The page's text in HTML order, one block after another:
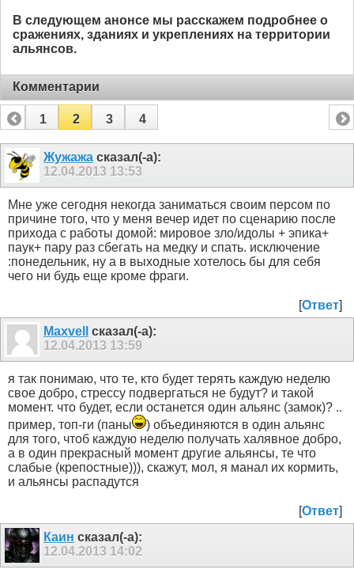
В следующем анонсе мы расскажем подробнее о
сражениях, зданиях и укреплениях на территории
альянсов.
Комментарии
1 2 3 4
Жужажа сказал(-а):
12.04.2013 13:53
Мне уже сегодня некогда заниматься своим персом по
причине того, что у меня вечер идет по сценарию после
прихода с работы домой: мировое зло/идолы + эпика+
паук+ пару раз сбегать на медку и спать. исключение
:понедельник, ну а в выходные хотелось бы для себя
чего ни будь еще кроме фраги.
[Ответ]
Maxvell
сказал(-а):
12.04.2013 13:59
я так понимаю, что те, кто будет терять каждую неделю
свое добро, стрессу подвергаться не будут? и такой
момент. что будет, если останется один альянс (замок)? ..
пример, топ-ги (паны
) объединяются в один альянс
для того, чтоб каждую неделю получать халявное добро,
а в один прекрасный момент другие альянсы, те что
слабые (крепостные))), скажут, мол, я манал их кормить,
и альянсы распадутся
[Ответ]
Каин сказал(-а):
12.04.2013 14:02